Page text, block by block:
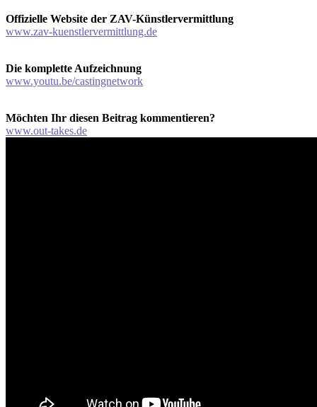
Offizielle Website der ZAV-Künstlervermittlung
www.zav-kuenstlervermittlung.de
Die komplette Aufzeichnung
www.youtu.be/castingnetwork
Möchten Ihr diesen Beitrag kommentieren?
www.out-takes.de